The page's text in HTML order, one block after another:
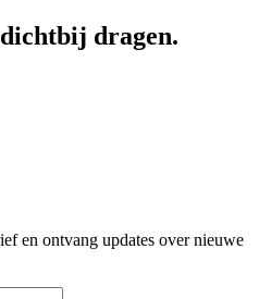
dichtbij dragen.
en ontvang updates over nieuwe